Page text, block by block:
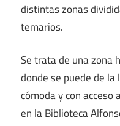
distintas zonas
temarios.
Se trata de una zona
donde se puede de
cómoda y con
en la Biblioteca